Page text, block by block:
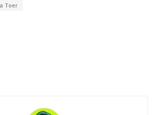
Toer